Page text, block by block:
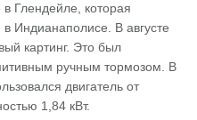
Глендейле, которая
Индианаполисе. В августе
картинг. Это был
ручным тормозом. В
двигатель от
1,84 кВт.